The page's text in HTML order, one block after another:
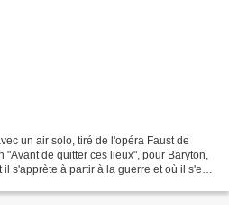
un air solo, tiré de l'opéra Faust de
de quitter ces lieux", pour Baryton,
s'apprète à partir à la guerre et où il s'en